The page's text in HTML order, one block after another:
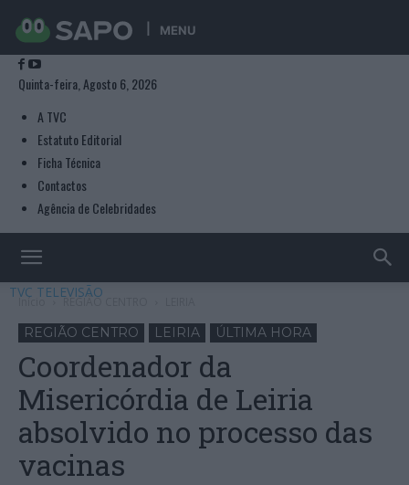
MENU
Quinta-feira, Agosto 6, 2026
A TVC
Estatuto Editorial
Ficha Técnica
Contactos
Agência de Celebridades
TVC TELEVISÃO
Início REGIÃO CENTRO
REGIÃO CENTRO LEIRIA ÚLTIMA HORA
Coordenador da
Misericórdia de Leiria
absolvido no processo das
vacinas